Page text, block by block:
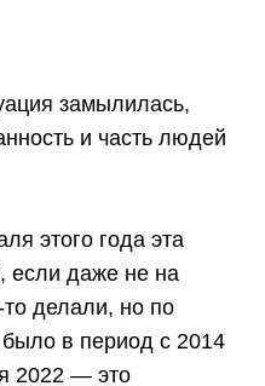
замылилась,
и часть людей
этого года эта
если даже не на
делали, но по
в период с 2014
2022 — это